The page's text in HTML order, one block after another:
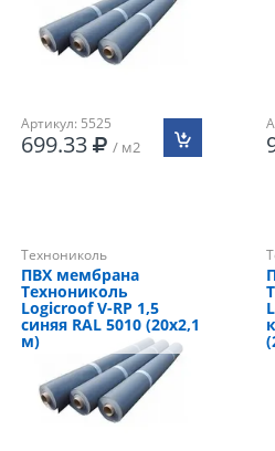
Артикул: 5525
699.33 / м2
Технониколь
ПВХ мембрана
Технониколь
Logicroof V-RP 1,5
синяя RAL 5010 (20х2,1
м)